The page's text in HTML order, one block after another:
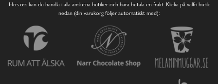
Hos oss kan du handla i alla anslutna butiker och bara betala en frakt. Klicka på valfri butik
nedan (din varukorg följer automatiskt med):